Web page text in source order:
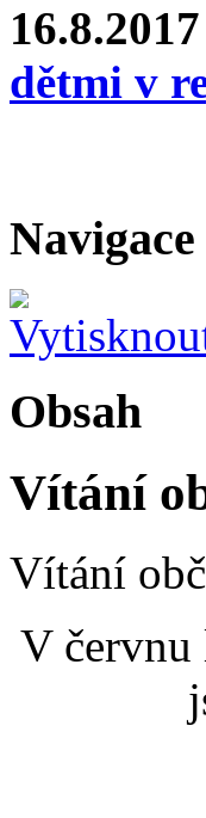
16.8.2017
dětmi v
Navigace
Obsah
Vítání
Vítání
V červnu